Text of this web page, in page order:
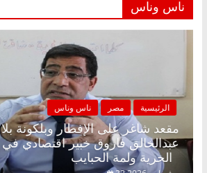
ناس وناس
الرئيسية مصر ناس وناس
مقعد شاغر على الإفطار وبلكونة
عبدالخالق فاروق خبير اقتصادي في